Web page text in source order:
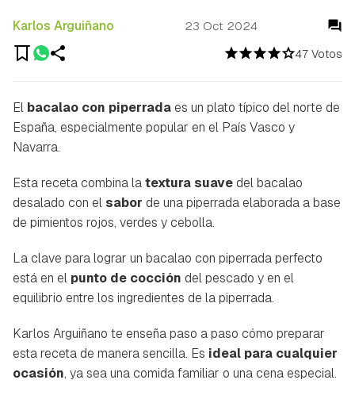
47 Votos
Karlos Arguiñano 23 Oct 2024
El bacalao con piperradaes un plato típico del norte de
España, especialmente popular en el País Vasco y
Navarra.
Esta receta combina latextura suavedel bacalao
desalado con el sabor de una piperrada elaborada a base
de pimientos rojos, verdes y cebolla.
La clave para lograr un bacalao con piperrada perfecto
está en el punto de cocción del pescado y en el
equilibrio entre los ingredientes de la piperrada.
Karlos Arguiñano te enseña paso a paso cómo preparar
esta receta de manera sencilla. Es ideal para cualquier
ocasión, ya sea una comida familiar o una cena especial.